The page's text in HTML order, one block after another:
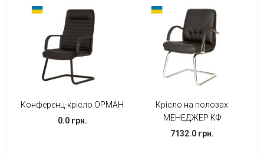
Конференц-крісло ОРМАН
0.0 грн.
Крісло на полозах
МЕНЕДЖЕР КФ
7132.0 грн.